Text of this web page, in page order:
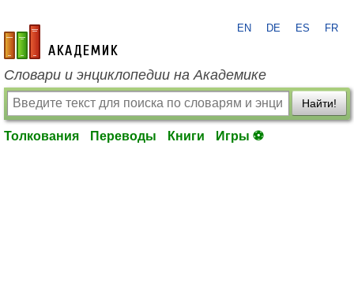
academic.ru
EN DE ES FR
Словари и энциклопедии на Академике
Найти!
Толкования Переводы Книги Игры ⚽